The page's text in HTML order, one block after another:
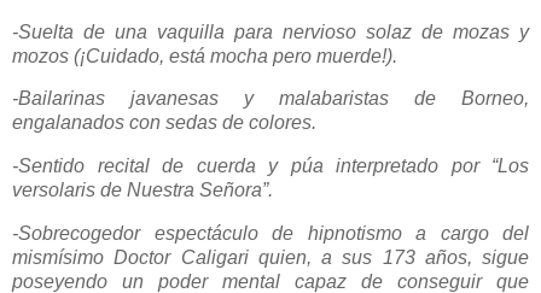
-Suelta de una vaquilla para nervioso solaz de mozas y
mozos (¡Cuidado, está mocha pero muerde!).
-Bailarinas javanesas y malabaristas de Borneo,
engalanados con sedas de colores.
-Sentido recital de cuerda y púa interpretado por “Los
versolaris de Nuestra Señora”.
-Sobrecogedor espectáculo de hipnotismo a cargo del
mismísimo Doctor Caligari quien, a sus 173 años, sigue
poseyendo un poder mental capaz de conseguir que